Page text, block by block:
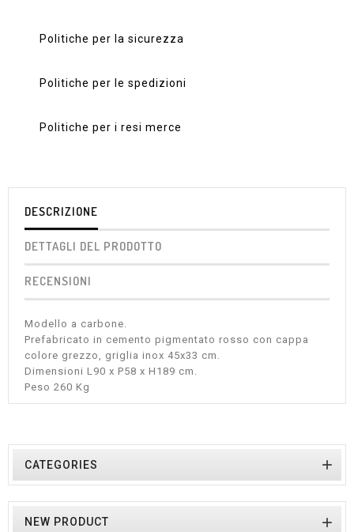
Politiche per la sicurezza
Politiche per le spedizioni
Politiche per i resi merce
DESCRIZIONE
DETTAGLI DEL PRODOTTO
RECENSIONI
Modello a carbone.
Prefabricato in cemento pigmentato rosso con cappa
colore grezzo, griglia inox 45x33 cm.
Dimensioni L90 x P58 x H189 cm.
Peso 260 Kg
CATEGORIES 
NEW PRODUCT 